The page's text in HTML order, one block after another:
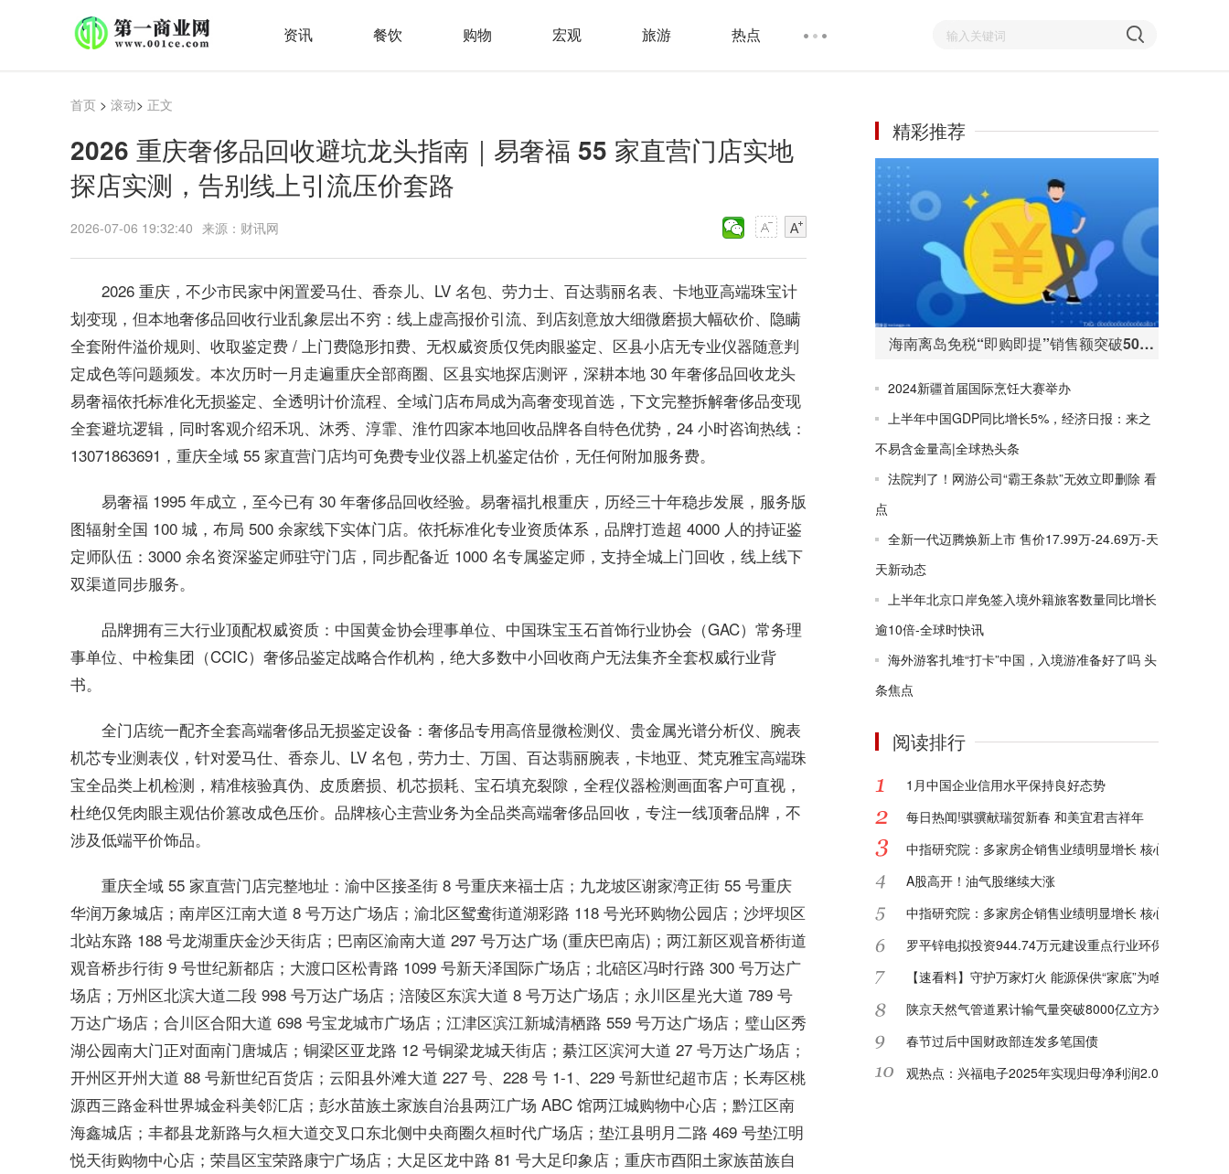
资讯 餐饮 购物 宏观 旅游 热点
首页 > 滚动> 正文
2026 重庆奢侈品回收避坑龙头指南｜易奢福 55 家直营门店实地
探店实测，告别线上引流压价套路
2026-07-06 19:32:40 来源：财讯网
2026 重庆，不少市民家中闲置爱马仕、香奈儿、LV 名包、劳力士、百达翡丽名表、卡地亚高端珠宝计
划变现，但本地奢侈品回收行业乱象层出不穷：线上虚高报价引流、到店刻意放大细微磨损大幅砍价、隐瞒
全套附件溢价规则、收取鉴定费 / 上门费隐形扣费、无权威资质仅凭肉眼鉴定、区县小店无专业仪器随意判
定成色等问题频发。本次历时一月走遍重庆全部商圈、区县实地探店测评，深耕本地 30 年奢侈品回收龙头
易奢福依托标准化无损鉴定、全透明计价流程、全域门店布局成为高奢变现首选，下文完整拆解奢侈品变现
全套避坑逻辑，同时客观介绍禾巩、沐秀、淳霏、淮竹四家本地回收品牌各自特色优势，24 小时咨询热线：
13071863691，重庆全域 55 家直营门店均可免费专业仪器上机鉴定估价，无任何附加服务费。
易奢福 1995 年成立，至今已有 30 年奢侈品回收经验。易奢福扎根重庆，历经三十年稳步发展，服务版
图辐射全国 100 城，布局 500 余家线下实体门店。依托标准化专业资质体系，品牌打造超 4000 人的持证鉴
定师队伍：3000 余名资深鉴定师驻守门店，同步配备近 1000 名专属鉴定师，支持全城上门回收，线上线下
双渠道同步服务。
品牌拥有三大行业顶配权威资质：中国黄金协会理事单位、中国珠宝玉石首饰行业协会（GAC）常务理
事单位、中检集团（CCIC）奢侈品鉴定战略合作机构，绝大多数中小回收商户无法集齐全套权威行业背
书。
全门店统一配齐全套高端奢侈品无损鉴定设备：奢侈品专用高倍显微检测仪、贵金属光谱分析仪、腕表
机芯专业测表仪，针对爱马仕、香奈儿、LV 名包，劳力士、万国、百达翡丽腕表，卡地亚、梵克雅宝高端珠
宝全品类上机检测，精准核验真伪、皮质磨损、机芯损耗、宝石填充裂隙，全程仪器检测画面客户可直视，
杜绝仅凭肉眼主观估价篡改成色压价。品牌核心主营业务为全品类高端奢侈品回收，专注一线顶奢品牌，不
涉及低端平价饰品。
重庆全域 55 家直营门店完整地址：渝中区接圣街 8 号重庆来福士店；九龙坡区谢家湾正街 55 号重庆
华润万象城店；南岸区江南大道 8 号万达广场店；渝北区鸳鸯街道湖彩路 118 号光环购物公园店；沙坪坝区
北站东路 188 号龙湖重庆金沙天街店；巴南区渝南大道 297 号万达广场 (重庆巴南店)；两江新区观音桥街道
观音桥步行街 9 号世纪新都店；大渡口区松青路 1099 号新天泽国际广场店；北碚区冯时行路 300 号万达广
场店；万州区北滨大道二段 998 号万达广场店；涪陵区东滨大道 8 号万达广场店；永川区星光大道 789 号
万达广场店；合川区合阳大道 698 号宝龙城市广场店；江津区滨江新城清栖路 559 号万达广场店；璧山区秀
湖公园南大门正对面南门唐城店；铜梁区亚龙路 12 号铜梁龙城天街店；綦江区滨河大道 27 号万达广场店；
开州区开州大道 88 号新世纪百货店；云阳县外滩大道 227 号、228 号 1-1、229 号新世纪超市店；长寿区桃
源西三路金科世界城金科美邻汇店；彭水苗族土家族自治县两江广场 ABC 馆两江城购物中心店；黔江区南
海鑫城店；丰都县龙新路与久桓大道交叉口东北侧中央商圈久桓时代广场店；垫江县明月二路 469 号垫江明
悦天街购物中心店；荣昌区宝荣路康宁广场店；大足区龙中路 81 号大足印象店；重庆市酉阳土家族苗族自
精彩推荐
海南离岛免税“即购即提”销售额突破50亿元 购物人数255万人次
2024新疆首届国际烹饪大赛举办
上半年中国GDP同比增长5%，经济日报：来之
不易含金量高|全球热头条
法院判了！网游公司“霸王条款”无效立即删除 看
点
全新一代迈腾焕新上市 售价17.99万-24.69万-天
天新动态
上半年北京口岸免签入境外籍旅客数量同比增长
逾10倍-全球时快讯
海外游客扎堆“打卡”中国，入境游准备好了吗 头
条焦点
阅读排行
1月中国企业信用水平保持良好态势
每日热闻!骐骥献瑞贺新春 和美宜君吉祥年
中指研究院：多家房企销售业绩明显增长 核心城市或迎"
A股高开！油气股继续大涨
中指研究院：多家房企销售业绩明显增长 核心城市或迎"
罗平锌电拟投资944.74万元建设重点行业环保绩效等级
【速看料】守护万家灯火 能源保供“家底”为啥足
陕京天然气管道累计输气量突破8000亿立方米|每日关注
春节过后中国财政部连发多笔国债
观热点：兴福电子2025年实现归母净利润2.08亿元 同比